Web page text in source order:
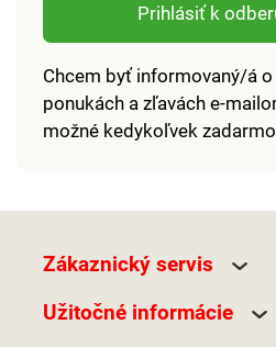
Prihlásiť k
Chcem byť informovaný/á
ponukách a zľavách e-
možné kedykoľvek
Zákaznický servis
Užitočné informácie